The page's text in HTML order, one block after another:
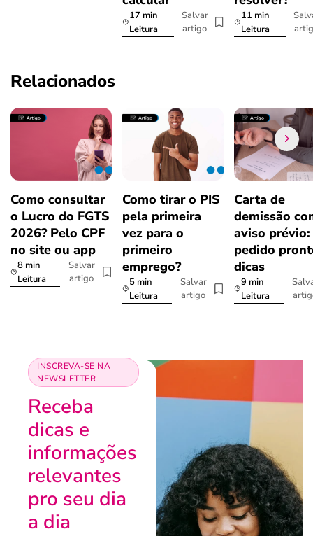
17 min
Leitura
Salvar
artigo
11 min
Leitura
Relacionados
Como consultar
o Lucro do FGTS
2026? Pelo CPF
no site ou app
8 min
Leitura
Salvar
artigo
Como tirar o PIS
pela primeira
vez para o
primeiro
emprego?
5 min
Leitura
Salvar
artigo
Carta de
demissão
aviso prévio:
pedido
dicas
9 min
Leitura
INSCREVA-SE NA
NEWSLETTER
Receba
dicas e
informações
relevantes
pro seu dia
a dia